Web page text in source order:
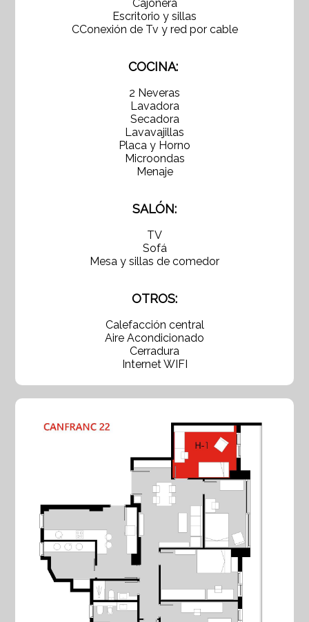
Cajonera
Escritorio y sillas
CConexión de Tv y red por cable
COCINA:
2 Neveras
Lavadora
Secadora
Lavavajillas
Placa y Horno
Microondas
Menaje
SALÓN:
TV
Sofá
Mesa y sillas de comedor
OTROS:
Calefacción central
Aire Acondicionado
Cerradura
Internet WIFI